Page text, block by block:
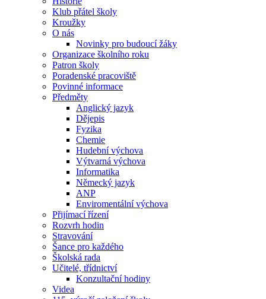
Klub přátel školy
Kroužky
O nás
Novinky pro budoucí žáky
Organizace školního roku
Patron školy
Poradenské pracoviště
Povinné informace
Předměty
Anglický jazyk
Dějepis
Fyzika
Chemie
Hudební výchova
Výtvarná výchova
Informatika
Německý jazyk
ANP
Enviromentální výchova
Přijímací řízení
Rozvrh hodin
Stravování
Šance pro každého
Školská rada
Učitelé, třídnictví
Konzultační hodiny
Videa